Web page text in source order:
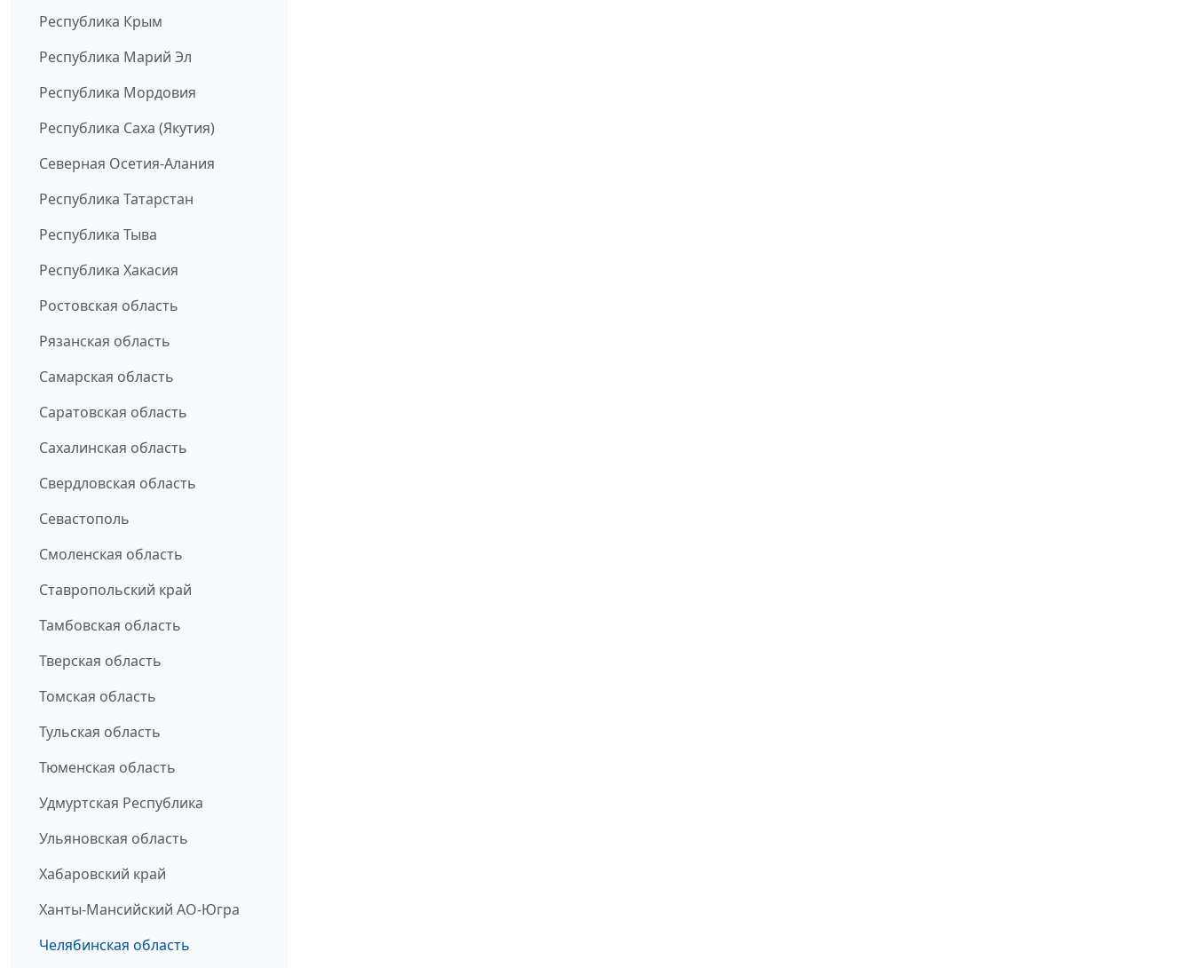
Республика Крым
Республика Марий Эл
Республика Мордовия
Республика Саха (Якутия)
Северная Осетия-Алания
Республика Татарстан
Республика Тыва
Республика Хакасия
Ростовская область
Рязанская область
Самарская область
Саратовская область
Сахалинская область
Свердловская область
Севастополь
Смоленская область
Ставропольский край
Тамбовская область
Тверская область
Томская область
Тульская область
Тюменская область
Удмуртская Республика
Ульяновская область
Хабаровский край
Ханты-Мансийский АО-Югра
Челябинская область